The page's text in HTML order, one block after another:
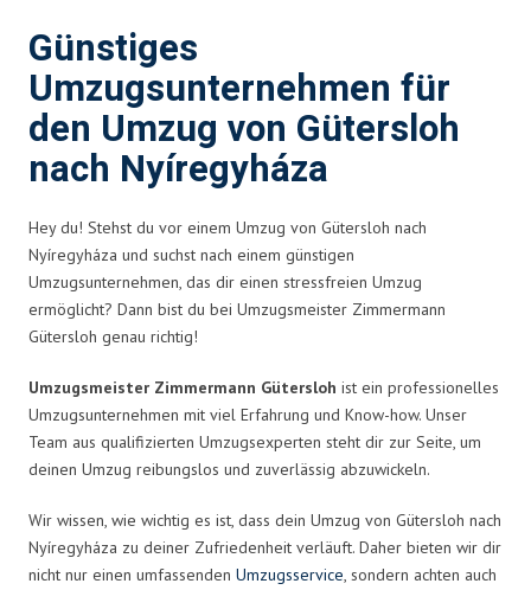
Günstiges
Umzugsunternehmen für
den Umzug von Gütersloh
nach Nyíregyháza
Hey du! Stehst du vor einem Umzug von Gütersloh nach
Nyíregyháza und suchst nach einem günstigen
Umzugsunternehmen, das dir einen stressfreien Umzug
ermöglicht? Dann bist du bei Umzugsmeister Zimmermann
Gütersloh genau richtig!
Umzugsmeister Zimmermann Gütersloh ist ein professionelles
Umzugsunternehmen mit viel Erfahrung und Know-how. Unser
Team aus qualifizierten Umzugsexperten steht dir zur Seite, um
deinen Umzug reibungslos und zuverlässig abzuwickeln.
Wir wissen, wie wichtig es ist, dass dein Umzug von Gütersloh nach
Nyíregyháza zu deiner Zufriedenheit verläuft. Daher bieten wir dir
nicht nur einen umfassenden Umzugsservice, sondern achten auch